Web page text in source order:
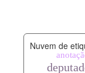
Nuvem de